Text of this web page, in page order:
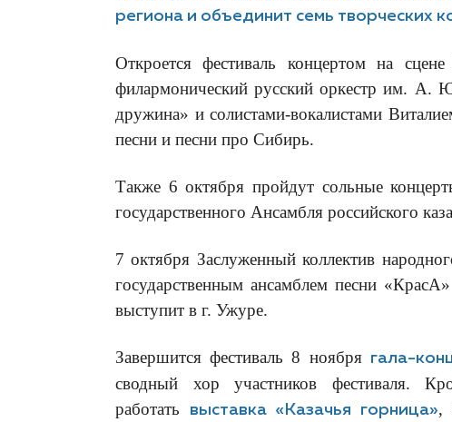
региона и объединит семь творческих
Откроется фестиваль концертом на
филармонический русский оркестр им. А.
дружина» и солистами-вокалистами
песни и песни про Сибирь.
Также 6 октября пройдут сольные
государственного Ансамбля российского
7 октября Заслуженный коллектив
государственным ансамблем песни
выступит в г. Ужуре.
Завершится фестиваль 8 ноября гала-
сводный хор участников фестиваля.
работать
выставка «Казачья горница»,